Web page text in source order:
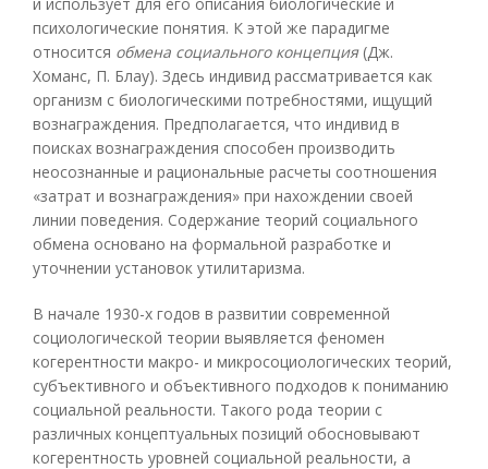
психологические понятия. К этой же парадигме
относится обмена социального концепция(Дж.
Хоманс, П. Блау). Здесь индивид рассматривается как
организм с биологическими потребностями, ищущий
вознаграждения. Предполагается, что индивид в
поисках вознаграждения способен производить
неосознанные и рациональные расчеты соотношения
«затрат и вознаграждения» при нахождении своей
линии поведения. Содержание теорий социального
обмена основано на формальной разработке и
уточнении установок утилитаризма.
В начале 1930-х годов в развитии современной
социологической теории выявляется феномен
когерентности макро- и микросоциологических теорий,
субъективного и объективного подходов к пониманию
социальной реальности. Такого рода теории с
различных концептуальных позиций обосновывают
когерентность уровней социальной реальности, а